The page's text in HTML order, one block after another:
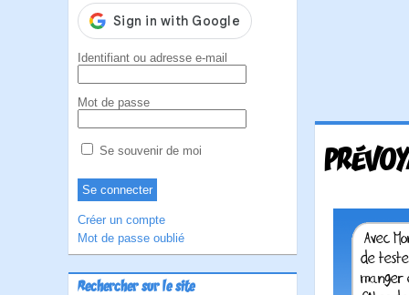
Identifiant ou adresse e-mail
Mot de passe
Se souvenir de moi
Créer un compte
Mot de passe oublié
Rechercher sur le site